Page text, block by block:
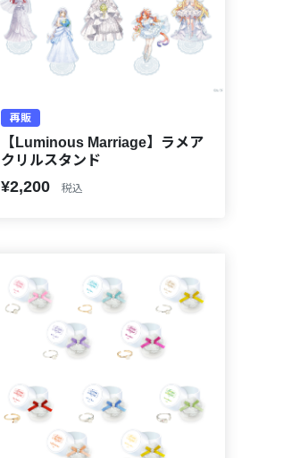
再販
【Luminous Marriage】ラメア
クリルスタンド
¥2,200 税込